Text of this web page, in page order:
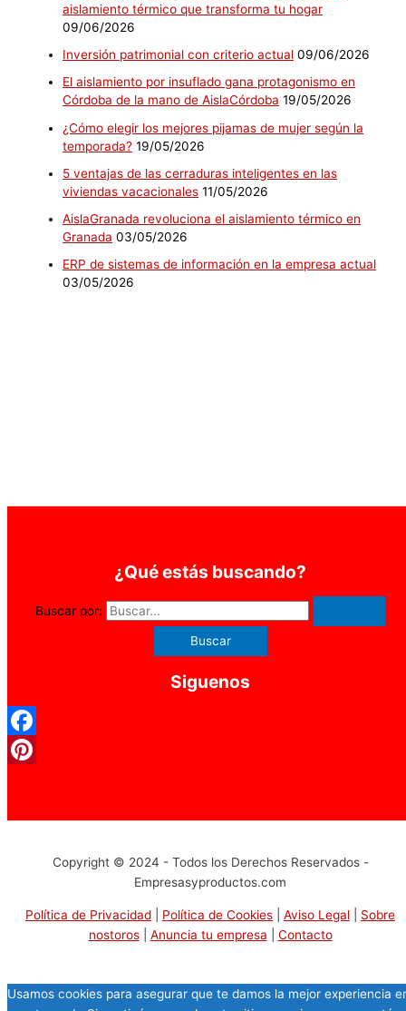
aislamiento térmico que transforma tu hogar
09/06/2026
Inversión patrimonial con criterio actual 09/06/2026
El aislamiento por insuflado gana protagonismo en
Córdoba de la mano de AislaCórdoba 19/05/2026
¿Cómo elegir los mejores pijamas de mujer según la
temporada? 19/05/2026
5 ventajas de las cerraduras inteligentes en las
viviendas vacacionales 11/05/2026
AislaGranada revoluciona el aislamiento térmico en
Granada 03/05/2026
ERP de sistemas de información en la empresa actual
03/05/2026
¿Qué estás buscando?
Buscar por:
Siguenos
Copyright © 2024 - Todos los Derechos Reservados -
Empresasyproductos.com
Política de Privacidad Política de Cookies Aviso Legal
Sobre
nostoros| Anuncia tu empresa Contacto
Usamos cookies para asegurar que te damos la mejor experiencia